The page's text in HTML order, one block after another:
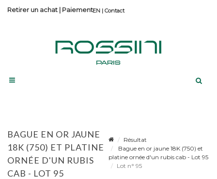
Contact
Retirer un achat | Paiement
BAGUE EN OR JAUNE
18K (750) ET PLATINE
ORNÉE D'UN RUBIS
CAB - LOT 95
Résultat
Bague en or jaune 18K (750) et
platine ornée d'un rubis cab - Lot 95
Lot n° 95